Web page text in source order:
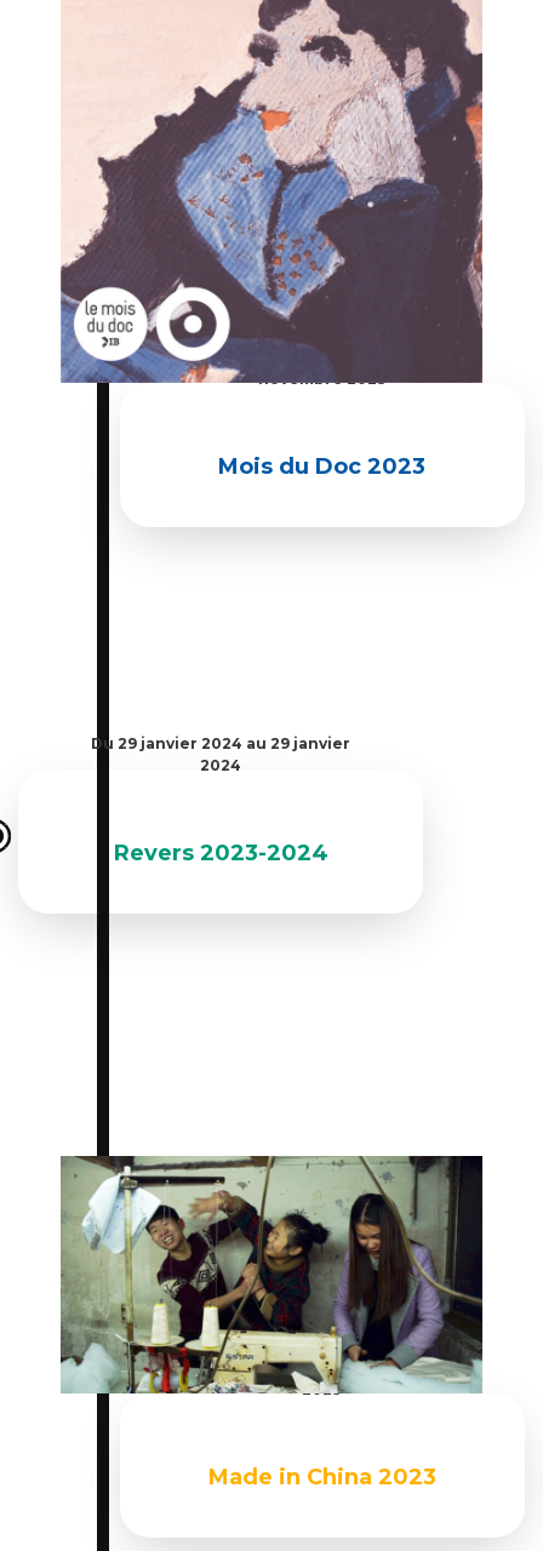
Du 01 novembre 2023 au 30
novembre 2023
Mois du Doc 2023
Du 29 janvier 2024 au 29 janvier
2024
Revers 2023-2024
Du 05 octobre 2023 au 08 octobre
2023
Made in China 2023